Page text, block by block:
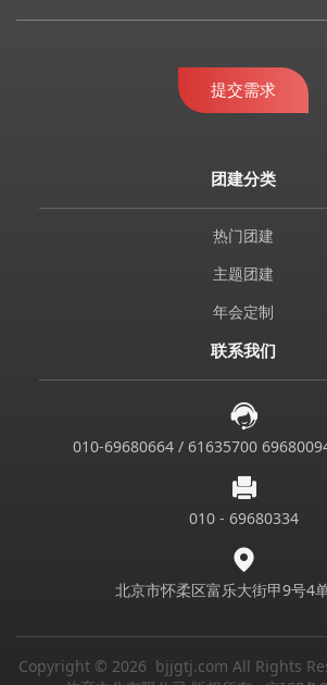
提交需求
团建分类
热门团建
主题团建
年会定制
联系我们
010-69680664 / 61635700
010 - 69680334
北京市怀柔区富乐大街甲9号4
Copyright © 2026 bjjgtj.com All Rights